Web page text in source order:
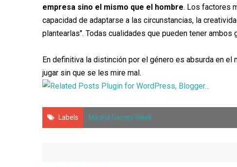
empresa sino el mismo que el hombre. Los factores
capacidad de adaptarse a las circunstancias, la
plantearlas". Todas cualidades que pueden tener ambos
En definitiva la distinción por el género es absurda en
jugar sin que se les mire mal.
Labels Madrid Games Week